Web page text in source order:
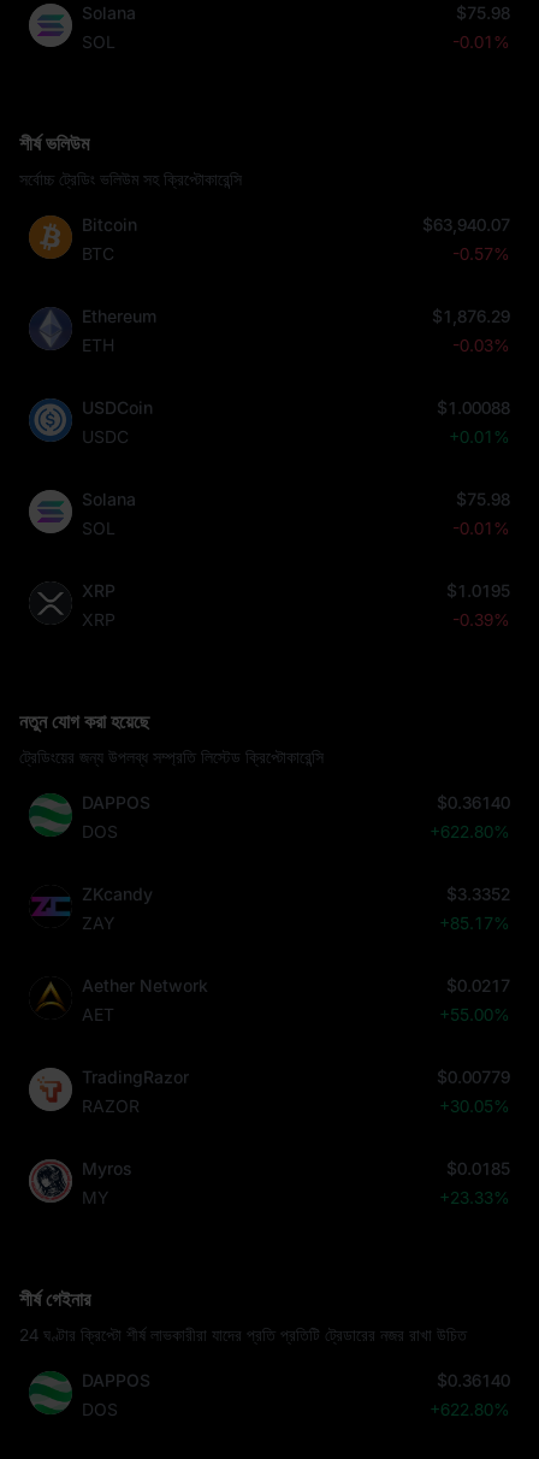
Solana
SOL
$75.98
-0.01%
শীর্ষ ভলিউম
সর্বোচ্চ ট্রেডিং ভলিউম সহ ক্রিপ্টোকারেন্সি
Bitcoin
BTC
$63,940.07
-0.57%
Ethereum
ETH
$1,876.29
-0.03%
USDCoin
USDC
$1.00088
+0.01%
Solana
SOL
$75.98
-0.01%
XRP
XRP
$1.0195
-0.39%
নতুন যোগ করা হয়েছে
ট্রেডিংয়ের জন্য উপলব্ধ সম্প্রতি লিস্টেড ক্রিপ্টোকারেন্সি
DAPPOS
DOS
$0.36140
+622.80%
ZKcandy
ZAY
$3.3352
+85.17%
Aether Network
AET
$0.0217
+55.00%
TradingRazor
RAZOR
$0.00779
+30.05%
Myros
MY
$0.0185
+23.33%
শীর্ষ গেইনার
24 ঘণ্টার ক্রিপ্টো শীর্ষ লাভকারীরা যাদের প্রতি প্রতিটি ট্রেডারের নজর রাখা উচিত
DAPPOS
DOS
$0.36140
+622.80%